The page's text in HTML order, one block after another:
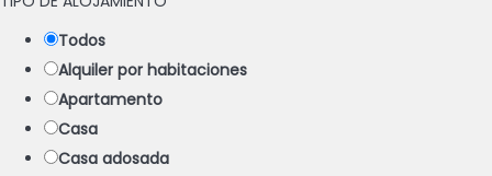
Todos
Alquiler por habitaciones
Apartamento
Casa
Casa adosada